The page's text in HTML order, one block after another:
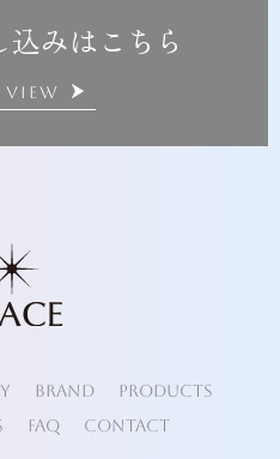
みはこちら
VIEW
BRAND
PRODUCTS
FAQ CONTACT